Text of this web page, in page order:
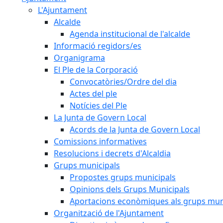
L'Ajuntament
Alcalde
Agenda institucional de l'alcalde
Informació regidors/es
Organigrama
El Ple de la Corporació
Convocatòries/Ordre del dia
Actes del ple
Notícies del Ple
La Junta de Govern Local
Acords de la Junta de Govern Local
Comissions informatives
Resolucions i decrets d'Alcaldia
Grups municipals
Propostes grups municipals
Opinions dels Grups Municipals
Aportacions econòmiques als grups
Organització de l'Ajuntament